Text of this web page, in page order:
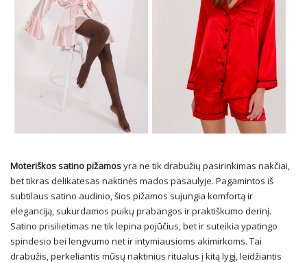
Moteriškos satino pižamosyra ne tik drabužių pasirinkimas nakčiai,
bet tikras delikatesas naktinės mados pasaulyje. Pagamintos iš
subtilaus satino audinio, šios pižamos sujungia komfortą ir
eleganciją, sukurdamos puikų prabangos ir praktiškumo derinį.
Satino prisilietimas ne tik lepina pojūčius, bet ir suteikia ypatingo
spindesio bei lengvumo net ir intymiausioms akimirkoms. Tai
drabužis, perkeliantis mūsų naktinius ritualus į kitą lygį, leidžiantis